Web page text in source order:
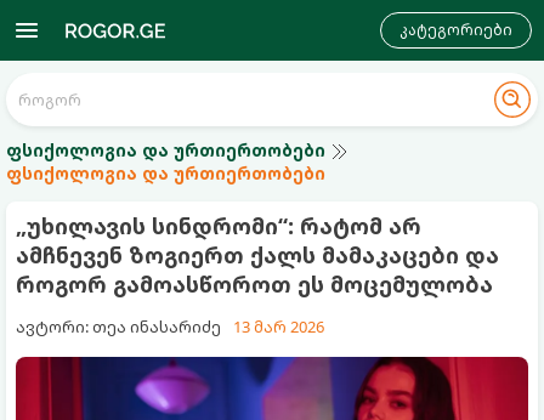
კატეგორიები
ფსიქოლოგია და ურთიერთობები
ფსიქოლოგია და ურთიერთობები
„უხილავის სინდრომი“: რატომ არ
ამჩნევენ ზოგიერთ ქალს მამაკაცები და
როგორ გამოასწოროთ ეს მოცემულობა
ავტორი: თეა ინასარიძე 13 მარ 2026